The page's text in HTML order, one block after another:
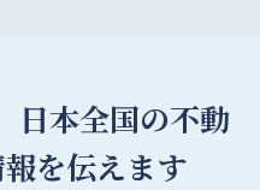
日本全国の不動
を伝えます